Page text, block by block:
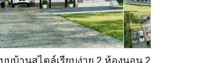
บบ้านสไตล์เรียบง่าย 2 ห้องนอน 2